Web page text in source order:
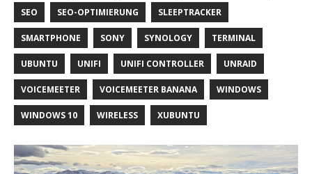
SEO SEO-OPTIMIERUNG SLEEPTRACKER
SMARTPHONE SONY SYNOLOGY TERMINAL
UBUNTU UNIFI UNIFI CONTROLLER UNRAID
VOICEMEETER VOICEMEETER BANANA WINDOWS
WINDOWS 10 WIRELESS XUBUNTU